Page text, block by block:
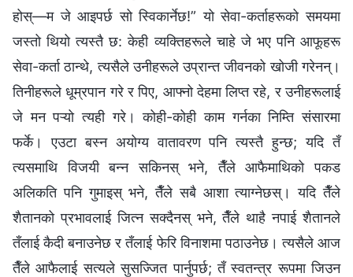
होस्—म जे आइपर्छ सो स्विकार्नेछ!” यो सेवा-कर्ताहरूको समयमा
जस्तो थियो त्यस्तै छ: केही व्यक्तिहरूले चाहे जे भए पनि आफूहरू
सेवा-कर्ता ठान्थे, त्यसैले उनीहरूले उप्रान्त जीवनको खोजी गरेनन्।
तिनीहरूले धूम्रपान गरे र पिए, आफ्नो देहमा लिप्त रहे, र उनीहरूलाई
जे मन पऱ्यो त्यही गरे। कोही-कोही काम गर्नका निम्ति संसारमा
फर्के। एउटा बस्‍न अयोग्य वातावरण पनि त्यस्तै हुन्छ; यदि तँ
त्यसमाथि विजयी बन्‍न सकिनस् भने, तैँले आफैमाथिको पकड
अलिकति पनि गुमाइस् भने, तैँले सबै आशा त्याग्नेछस्। यदि तैँले
शैतानको प्रभावलाई जित्न सक्दैनस् भने, तैँले थाहै नपाई शैतानले
तँलाई कैदी बनाउनेछ र तँलाई फेरि विनाशमा पठाउनेछ। त्यसैले आज
तैँले आफैलाई सत्यले सुसज्जित पार्नुपर्छ; तँ स्वतन्त्र रूपमा जिउन